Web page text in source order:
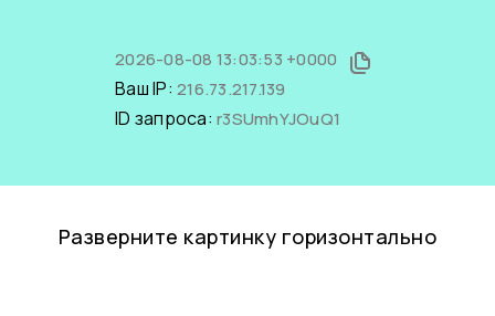
2026-08-08 13:03:53 +0000
Ваш IP: 216.73.217.139
ID запроса: r3SUmhYJOuQ1
Разверните картинку горизонтально